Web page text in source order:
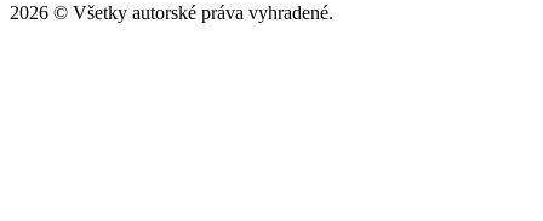
2026 © Všetky autorské práva vyhradené.